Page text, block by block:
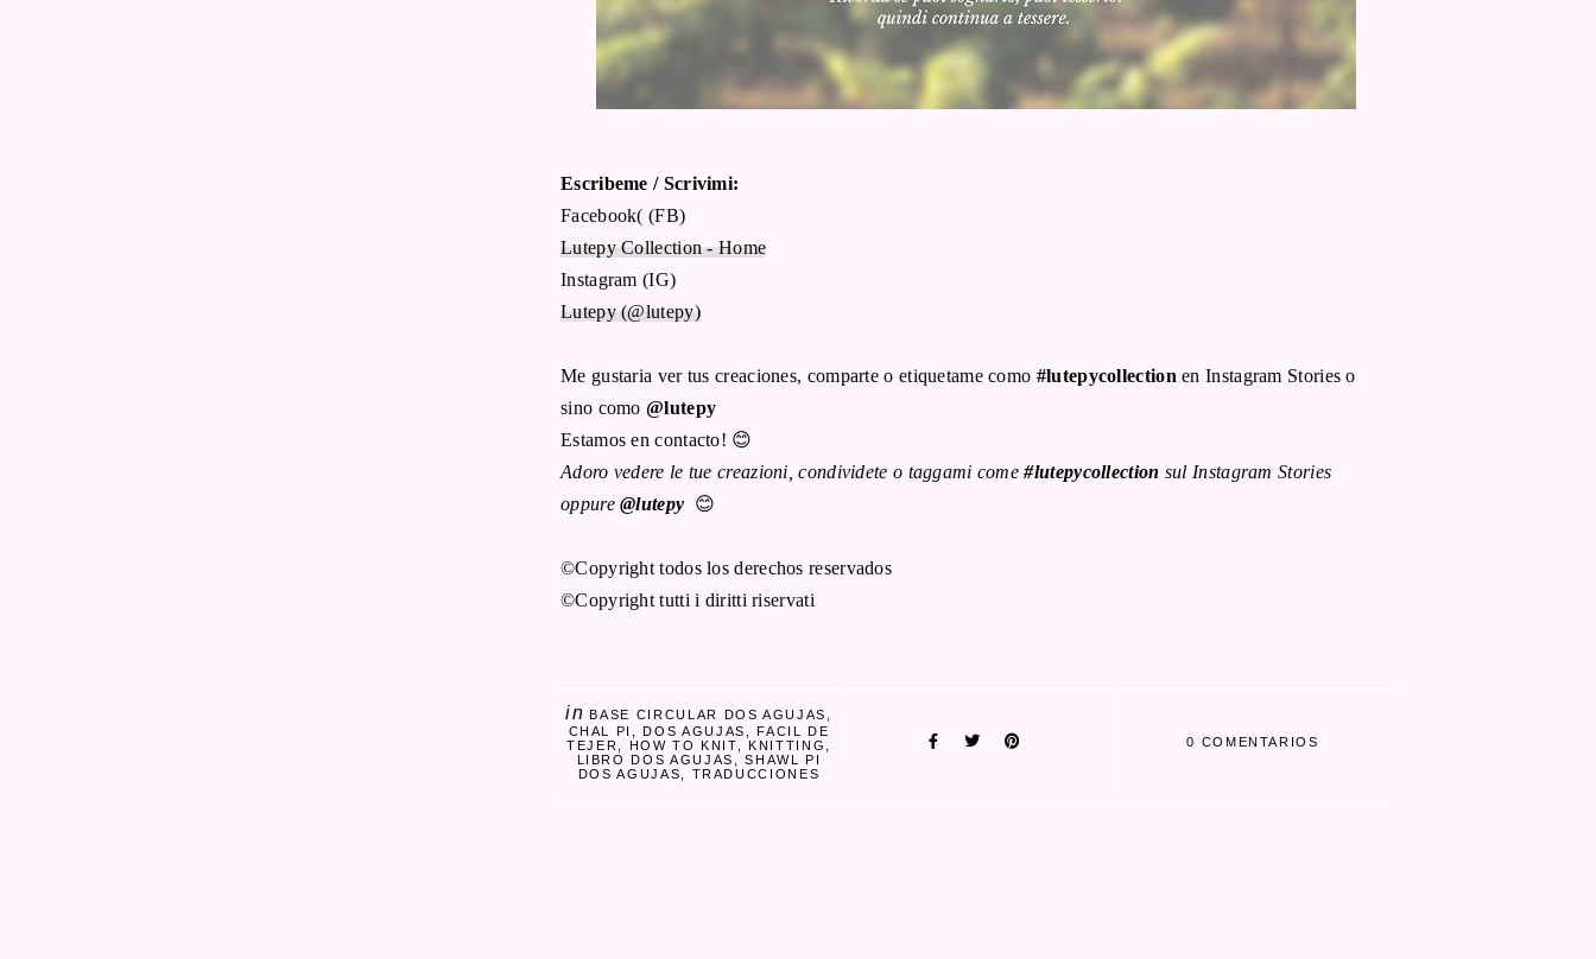
Escribeme / Scrivimi:
Facebook( (FB)
Lutepy Collection - Home
Instagram (IG)
Lutepy (@lutepy)
Me gustaria ver tus creaciones, comparte o etiquetame como #lutepycollection en Instagram Stories o
sino como @lutepy
Estamos en contacto! 😊
Adoro vedere le tue creazioni, condividete o taggami come#lutepycollection sul Instagram Stories
oppure@lutepy 😊
©Copyright todos los derechos reservados
©Copyright tutti i diritti riservati
in BASE CIRCULAR DOS AGUJAS
CHAL PI
DOS AGUJAS
FACIL DE
TEJER
HOW TO KNIT
KNITTING
LIBRO DOS AGUJAS
SHAWL PI
DOS AGUJAS
TRADUCCIONES
0 COMENTARIOS